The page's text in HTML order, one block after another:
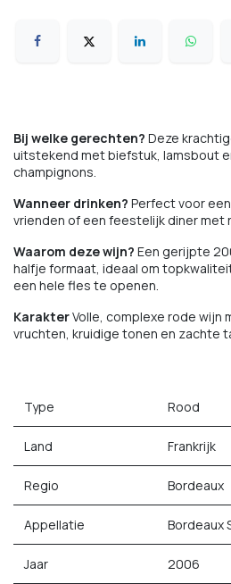
Bij welke gerechten? Deze
uitstekend met biefstuk, lamsbout
champignons.
Wanneer drinken? Perfect voor
vrienden of een feestelijk diner met
Waarom deze wijn? Een gerijpte
halfje formaat, ideaal om
een hele fles te openen.
KarakterVolle, complexe rode wijn
vruchten, kruidige tonen en zachte
Type Rood
Land Frankrijk
Regio Bordeaux
Appellatie Bordeaux
Jaar 2006